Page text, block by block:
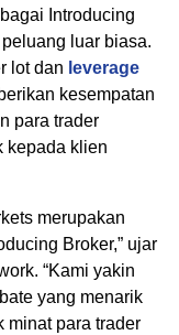
Introducing
luar biasa.
lot dan leverage
kesempatan
para trader
kepada klien
merupakan
Broker,” ujar
“Kami yakin
yang menarik
minat para trader